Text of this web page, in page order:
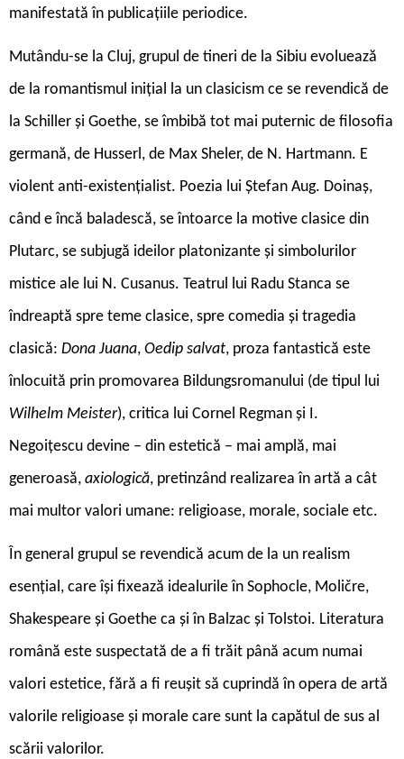
manifestată în publicațiile periodice.
Mutându-se la Cluj, grupul de tineri de la Sibiu evoluează
de la romantismul inițial la un clasicism ce se revendică de
la Schiller și Goethe, se îmbibă tot mai puternic de filosofia
germană, de Husserl, de Max Sheler, de N. Hartmann. E
violent anti-existențialist. Poezia lui Ștefan Aug. Doinaș,
când e încă baladescă, se întoarce la motive clasice din
Plutarc, se subjugă ideilor platonizante și simbolurilor
mistice ale lui N. Cusanus. Teatrul lui Radu Stanca se
îndreaptă spre teme clasice, spre comedia și tragedia
clasică: Dona Juana, Oedip salvat, proza fantastică este
înlocuită prin promovarea Bildungsromanului (de tipul lui
Wilhelm Meister), critica lui Cornel Regman și I.
Negoițescu devine – din estetică – mai amplă, mai
generoasă, axiologică, pretinzând realizarea în artă a cât
mai multor valori umane: religioase, morale, sociale etc.
În general grupul se revendică acum de la un realism
esențial, care își fixează idealurile în Sophocle, Moličre,
Shakespeare și Goethe ca și în Balzac și Tolstoi. Literatura
română este suspectată de a fi trăit până acum numai
valori estetice, fără a fi reușit să cuprindă în opera de artă
valorile religioase și morale care sunt la capătul de sus al
scării valorilor.